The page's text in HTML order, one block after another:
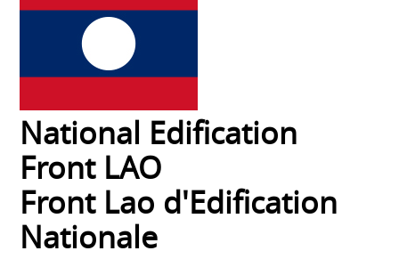
National Edification
Front LAO
Front Lao d'Edification
Nationale